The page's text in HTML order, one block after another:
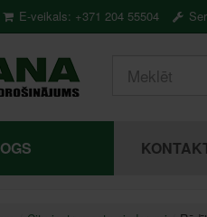
E-veikals: +371 204 55504